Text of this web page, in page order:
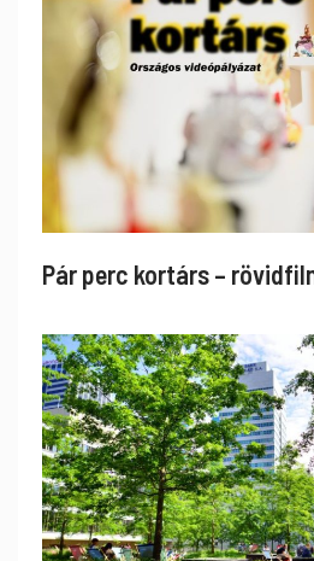
Pár perc kortárs –